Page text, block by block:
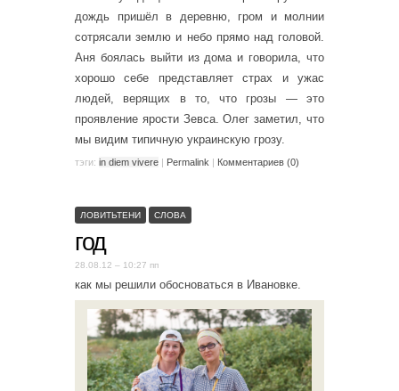
дождь пришёл в деревню, гром и молнии
сотрясали землю и небо прямо над головой.
Аня боялась выйти из дома и говорила, что
хорошо себе представляет страх и ужас
людей, верящих в то, что грозы — это
проявление ярости Зевса. Олег заметил, что
мы видим типичную украинскую грозу.
тэги: in diem vivere | Permalink | Комментариев (0)
ЛОВИТЬТЕНИ СЛОВА
год
28.08.12 – 10:27 пп
как мы решили обосноваться в Ивановке.